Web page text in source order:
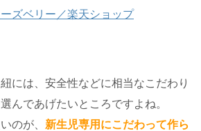
ズベリー／楽天ショップ
には、安全性などに相当なこだわり
んであげたいところですよね。
のが、 新生児専用にこだわって作ら